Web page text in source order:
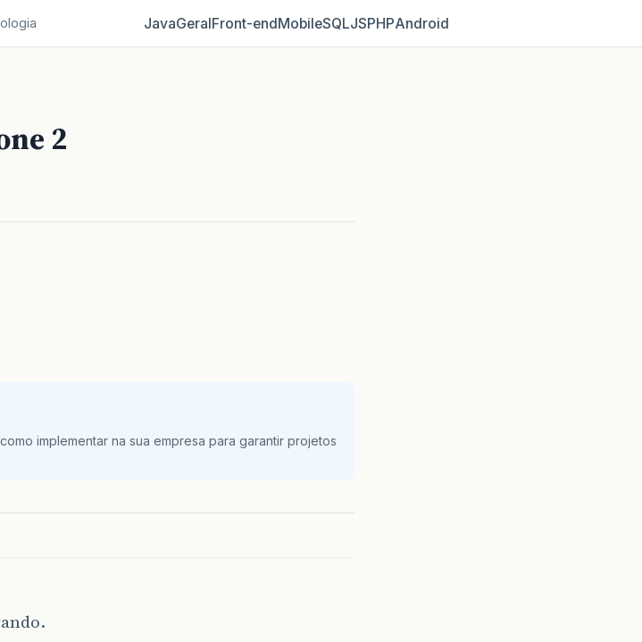
JavaGeralFront‑endMobileSQLJSPHPAndroid
2
implementar na sua empresa para garantir projetos